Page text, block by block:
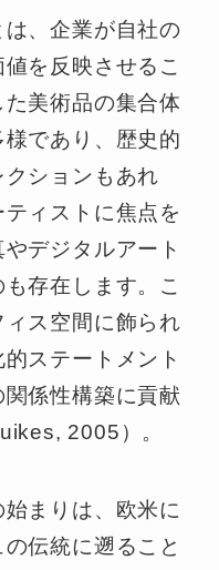
、企業が自社の
を反映させるこ
美術品の集合体
であり、歴史的
ションもあれ
ィストに焦点を
デジタルアート
存在します。こ
ス空間に飾られ
ステートメント
係性構築に貢献
2005）。
まりは、欧米に
伝統に遡ること